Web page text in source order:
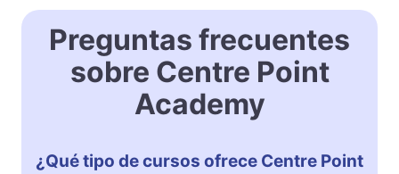
Preguntas frecuentes
sobre Centre Point
Academy
¿Qué tipo de cursos ofrece Centre Point